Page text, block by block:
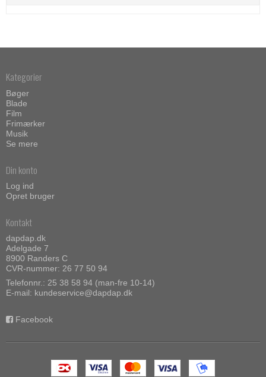
Kategorier
Bøger
Blade
Film
Frimærker
Musik
Se mere
Din konto
Log ind
Opret bruger
Kontakt
dapdap.dk
Adelgade 7
8900 Randers C
CVR-nummer: 26 77 50 94
Telefonnr.: 25 38 58 94 (man-fre 10-14)
E-mail: kundeservice@dapdap.dk
Facebook